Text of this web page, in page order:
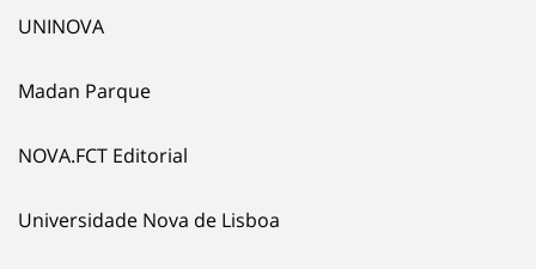
UNINOVA
Madan Parque
NOVA.FCT Editorial
Universidade Nova de Lisboa